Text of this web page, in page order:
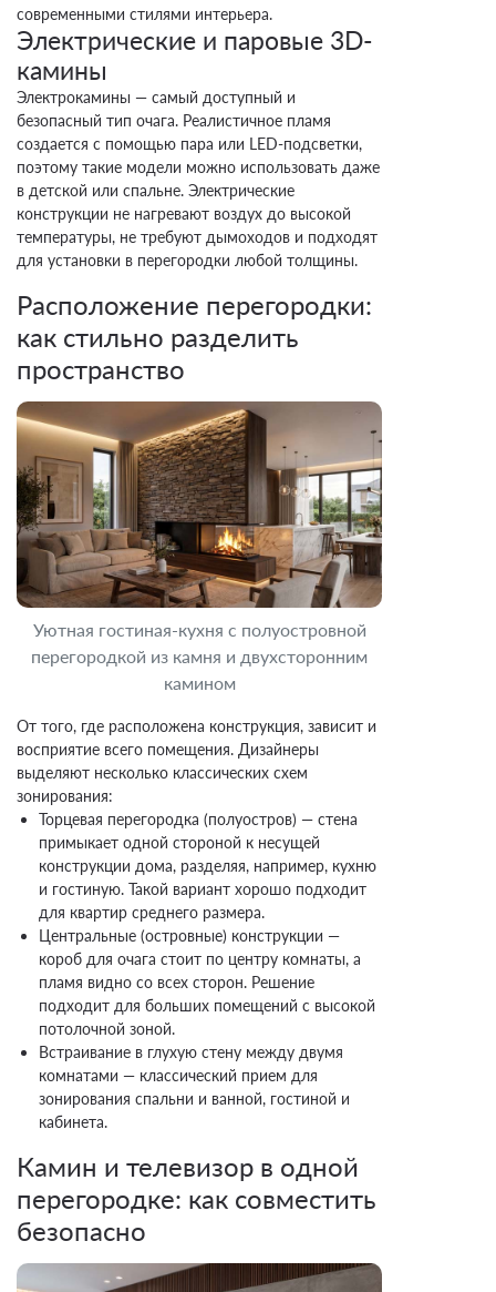
современными стилями интерьера.
Электрические и паровые 3D-
камины
Электрокамины — самый доступный и
безопасный тип очага. Реалистичное пламя
создается с помощью пара или LED-подсветки,
поэтому такие модели можно использовать даже
в детской или спальне. Электрические
конструкции не нагревают воздух до высокой
температуры, не требуют дымоходов и подходят
для установки в перегородки любой толщины.
Расположение перегородки:
как стильно разделить
пространство
Уютная гостиная-кухня с полуостровной
перегородкой из камня и двухсторонним
камином
От того, где расположена конструкция, зависит и
восприятие всего помещения. Дизайнеры
выделяют несколько классических схем
зонирования:
Торцевая перегородка (полуостров) — стена
примыкает одной стороной к несущей
конструкции дома, разделяя, например, кухню
и гостиную. Такой вариант хорошо подходит
для квартир среднего размера.
Центральные (островные) конструкции —
короб для очага стоит по центру комнаты, а
пламя видно со всех сторон. Решение
подходит для больших помещений с высокой
потолочной зоной.
Встраивание в глухую стену между двумя
комнатами — классический прием для
зонирования спальни и ванной, гостиной и
кабинета.
Камин и телевизор в одной
перегородке: как совместить
безопасно